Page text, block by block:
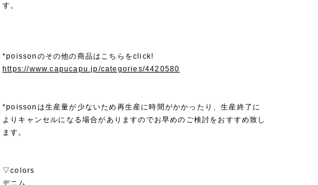
す。
*poissonのその他の商品はこちらをclick!
https://www.capucapu.jp/categories/4420580
*poissonは生産量が少ないため再生産に時間がかかったり、生産終了に
よりキャンセルになる場合がありますのでお早めのご検討をおすすめ致し
ます。
▽colors